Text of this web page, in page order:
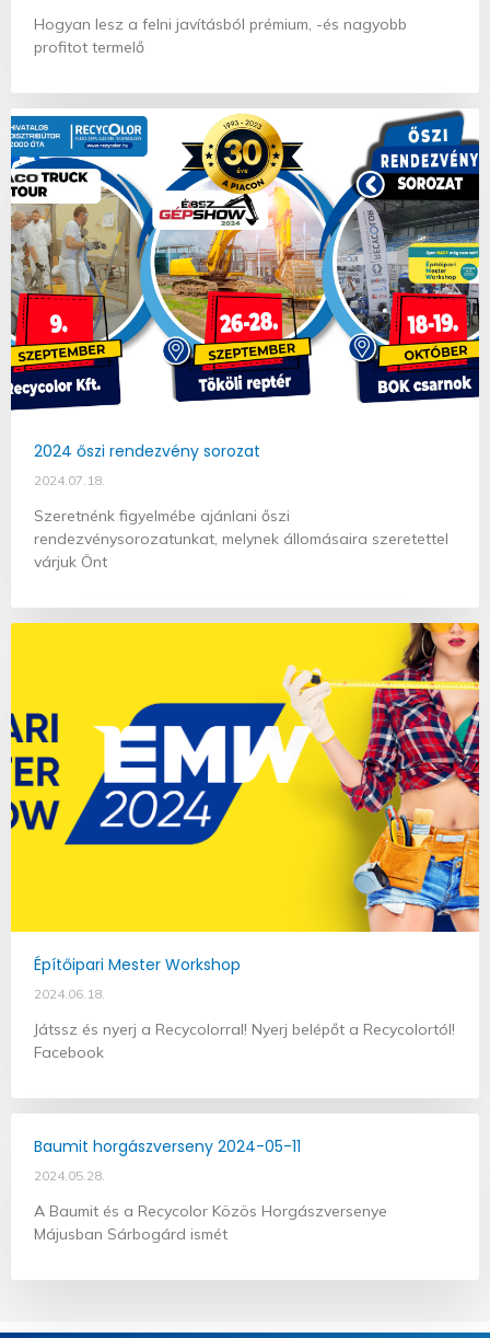
Hogyan lesz a felni javításból prémium, -és nagyobb
profitot termelő
2024 őszi rendezvény sorozat
2024.07.18.
Szeretnénk figyelmébe ajánlani őszi
rendezvénysorozatunkat, melynek állomásaira szeretettel
várjuk Önt
Építőipari Mester Workshop
2024.06.18.
Játssz és nyerj a Recycolorral! Nyerj belépőt a Recycolortól!
Facebook
Baumit horgászverseny 2024-05-11
2024.05.28.
A Baumit és a Recycolor Közös Horgászversenye
Májusban Sárbogárd ismét